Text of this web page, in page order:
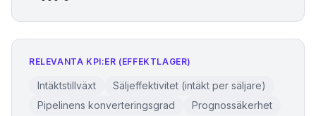
RELEVANTA KPI:ER (EFFEKTLAGER)
Intäktstillväxt
Säljeffektivitet (intäkt per säljare)
Pipelinens konverteringsgrad
Prognossäkerhet